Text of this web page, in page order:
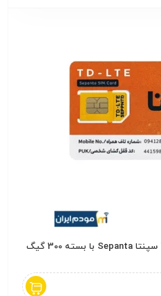
سیم کارت اینترنت ثابت TD-LTE سپنتا Sepanta با بسته 300 گیگ